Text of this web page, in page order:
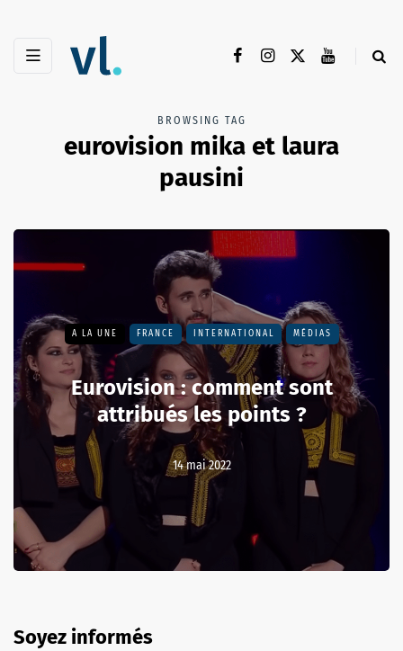
BROWSING TAG
eurovision mika et laura
pausini
A LA UNE FRANCE INTERNATIONAL MÉDIAS
Eurovision : comment sont
attribués les points ?
14 mai 2022
Soyez informés